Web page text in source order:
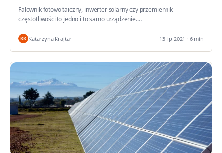
Falownik fotowoltaiczny, inwerter solarny czy przemiennik
częstotliwości to jedno i to samo urządzenie.…
KK Katarzyna Krajtar 13 lip 2021 · 6 min